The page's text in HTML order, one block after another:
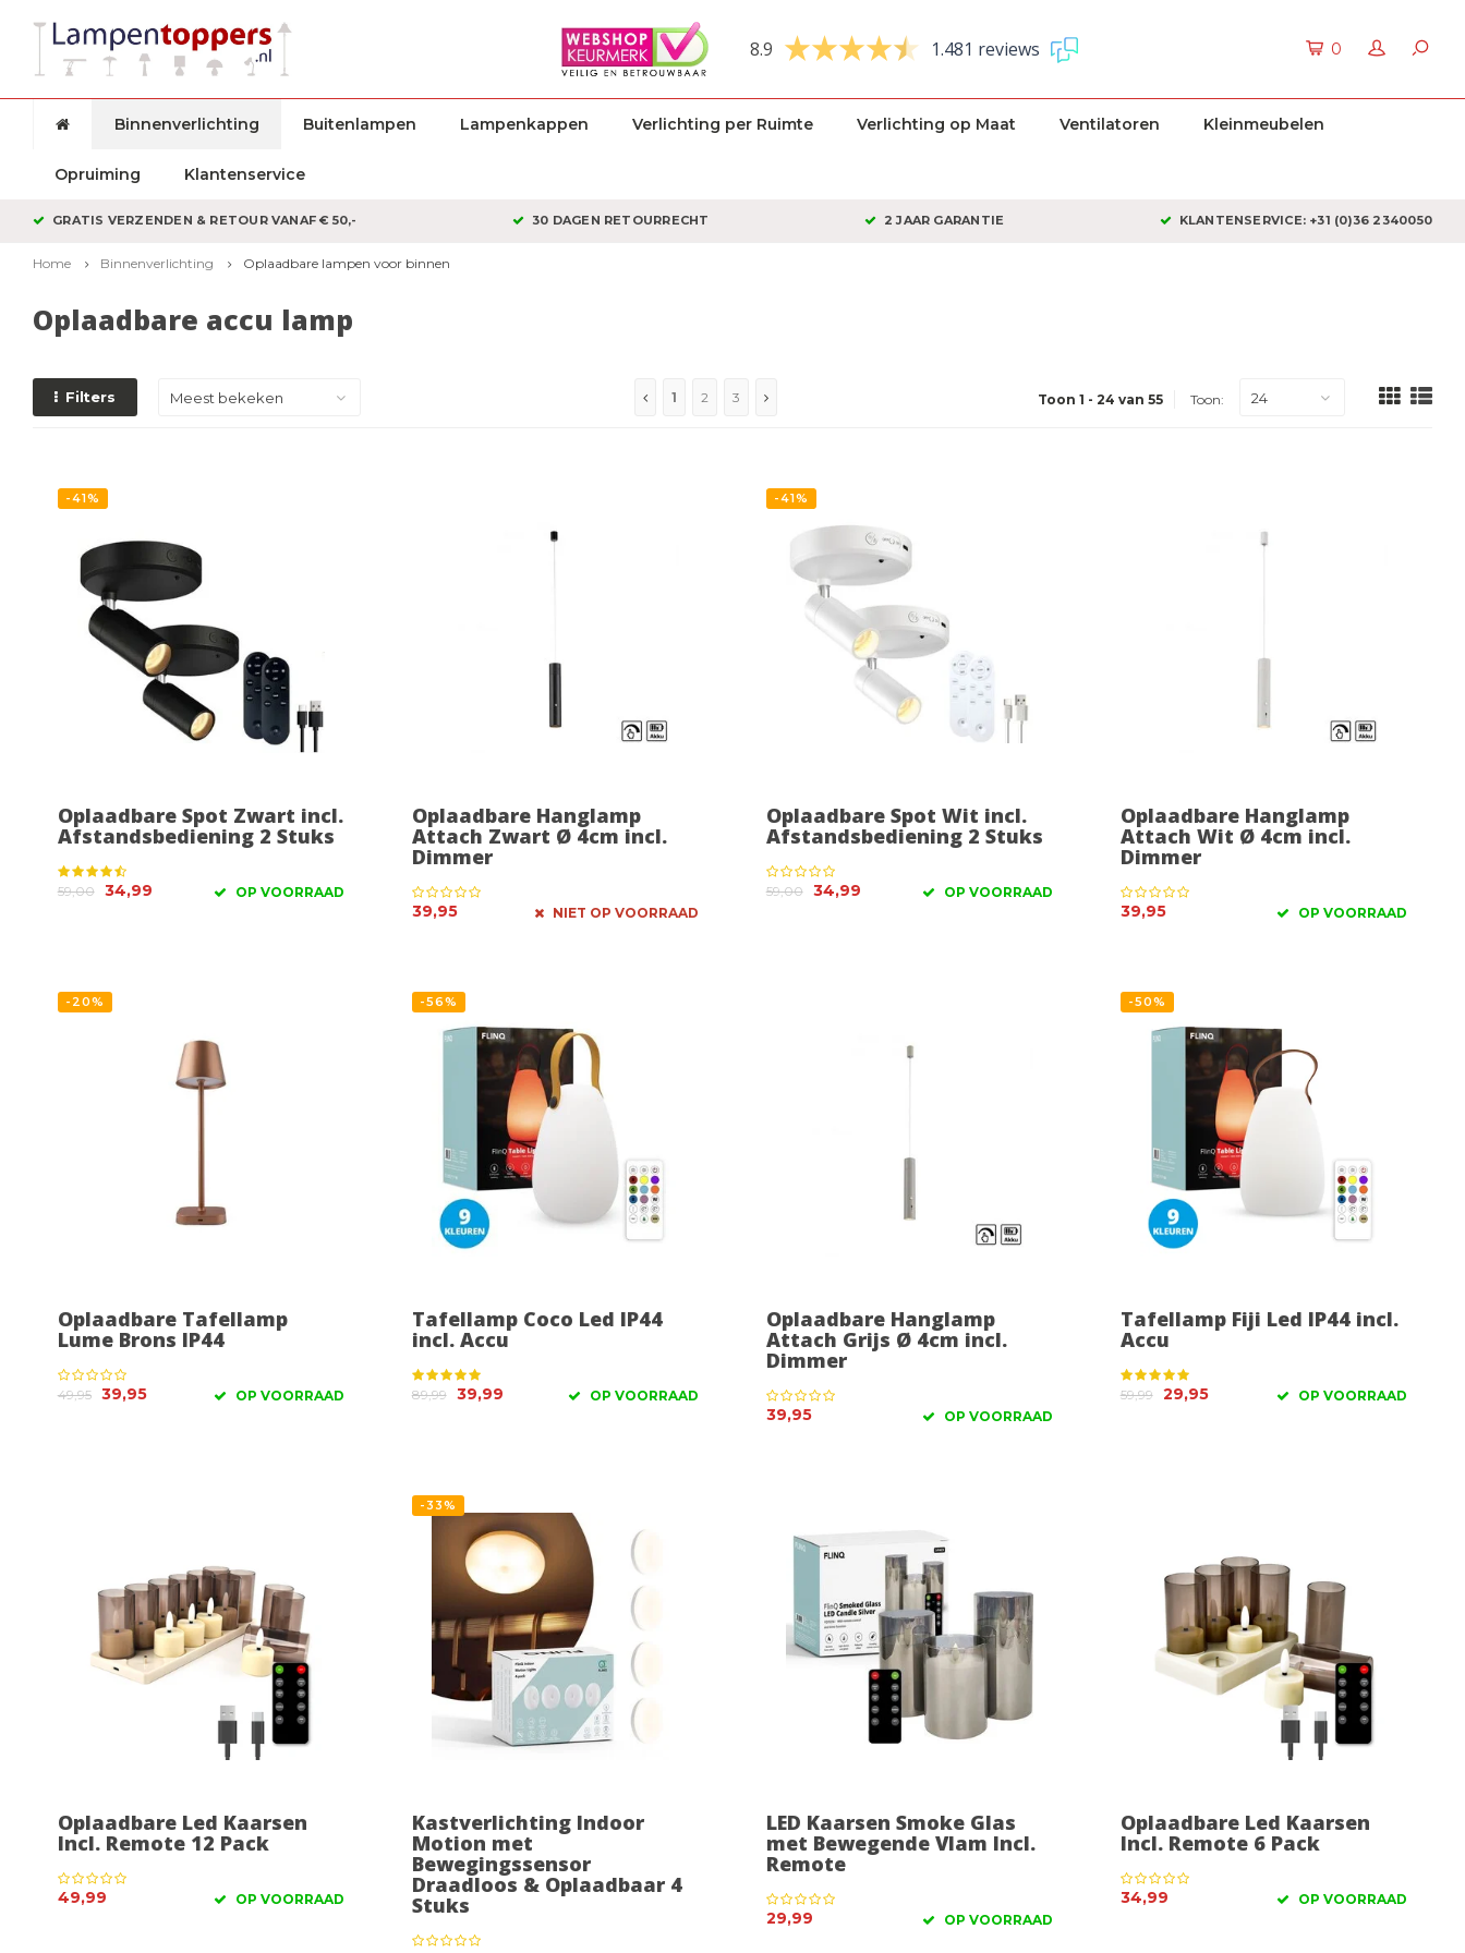
8.9 1.481 reviews 0
Binnenverlichting Buitenlampen Lampenkappen Verlichting per Ruimte Verlichting op Maat Ventilatoren Kleinmeubelen
Opruiming Klantenservice
GRATIS VERZENDEN & RETOUR VANAF € 50,- 30 DAGEN RETOURRECHT 2 JAAR GARANTIE KLANTENSERVICE: +31 (0)36 2340050
Home Binnenverlichting Oplaadbare lampen voor binnen
Oplaadbare accu lamp
Filters Meest bekeken 1 2 3 Toon 1 - 24 van 55 Toon: 24
-41%
Oplaadbare Spot Zwart incl.
Afstandsbediening 2 Stuks
59,00 34,99 OP VOORRAAD
Oplaadbare Hanglamp
Attach Zwart Ø 4cm incl.
Dimmer
39,95 NIET OP VOORRAAD
-41%
Oplaadbare Spot Wit incl.
Afstandsbediening 2 Stuks
59,00 34,99 OP VOORRAAD
Oplaadbare Hanglamp
Attach Wit Ø 4cm incl.
Dimmer
39,95 OP VOORRAAD
-20%
Oplaadbare Tafellamp
Lume Brons IP44
49,95 39,95 OP VOORRAAD
-56%
Tafellamp Coco Led IP44
incl. Accu
89,99 39,99 OP VOORRAAD
Oplaadbare Hanglamp
Attach Grijs Ø 4cm incl.
Dimmer
39,95 OP VOORRAAD
-50%
Tafellamp Fiji Led IP44 incl.
Accu
59,99 29,95 OP VOORRAAD
Oplaadbare Led Kaarsen
Incl. Remote 12 Pack
49,99 OP VOORRAAD
-33%
Kastverlichting Indoor
Motion met
Bewegingssensor
Draadloos & Oplaadbaar 4
Stuks
LED Kaarsen Smoke Glas
met Bewegende Vlam Incl.
Remote
29,99 OP VOORRAAD
Oplaadbare Led Kaarsen
Incl. Remote 6 Pack
34,99 OP VOORRAAD